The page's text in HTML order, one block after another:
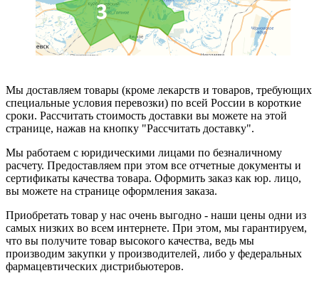
Мы доставляем товары (кроме лекарств и товаров, требующих
специальные условия перевозки) по всей России в короткие
сроки. Рассчитать стоимость доставки вы можете на этой
странице, нажав на кнопку "Рассчитать доставку".
Мы работаем с юридическими лицами по безналичному
расчету. Предоставляем при этом все отчетные документы и
сертификаты качества товара. Оформить заказ как юр. лицо,
вы можете на странице оформления заказа.
Приобретать товар у нас очень выгодно - наши цены одни из
самых низких во всем интернете. При этом, мы гарантируем,
что вы получите товар высокого качества, ведь мы
производим закупки у производителей, либо у федеральных
фармацевтических дистрибьютеров.